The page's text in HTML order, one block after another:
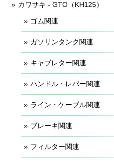
カワサキ - GTO（KH125）
ゴム関連
ガソリンタンク関連
キャブレター関連
ハンドル・レバー関連
ライン・ケーブル関連
ブレーキ関連
フィルター関連